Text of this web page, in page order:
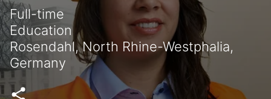
Full-time
Education
Rosendahl, North Rhine-Westphalia,
Germany